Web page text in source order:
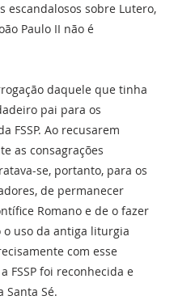
escandalosos sobre Lutero,
Paulo II não é
daquele que tinha
pai para os
FSSP. Ao recusarem
as consagrações
se, portanto, para os
de permanecer
Romano e de o fazer
o uso da antiga liturgia
com esse
FSSP foi reconhecida e
Santa Sé.